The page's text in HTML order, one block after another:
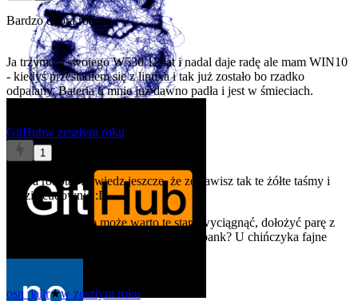
Bardzo dobra robota
Ja trzymam swojego W530 12 lat i nadal daje radę ale mam WIN10
- kiedyś przesiadłem się z linuxa i tak już zostało bo rzadko
odpalany. Bateria u mnie już dawno padła i jest w śmieciach.
GitHubw zeszłym roku
1
Dobra robota! Powiedz jeszcze, że zostawisz tak te żółte taśmy i
będzie cudownie :D
A co do ogniw, to może warto te stare wyciągnąć, dołożyć parę z
padniętych baterii i zrobić sobie powerbank? U chińczyka fajne
osn_jallr★w zeszłym roku